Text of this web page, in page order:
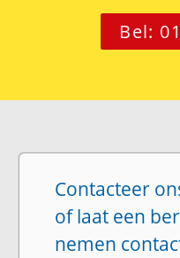
Bel:
Contacteer
of laat een
nemen